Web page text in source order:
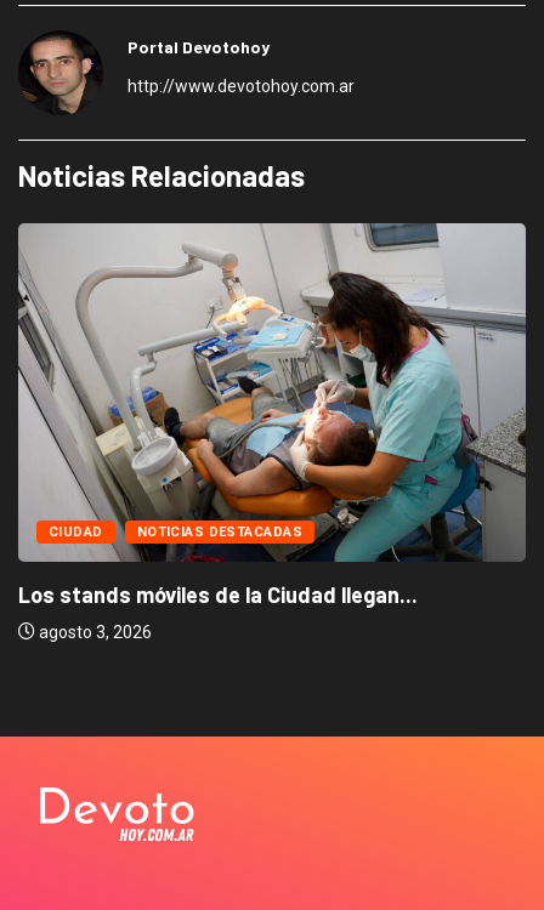
Portal Devotohoy
http://www.devotohoy.com.ar
Noticias Relacionadas
CIUDAD NOTICIAS DESTACADAS
Los stands móviles de la Ciudad llegan...
agosto 3, 2026